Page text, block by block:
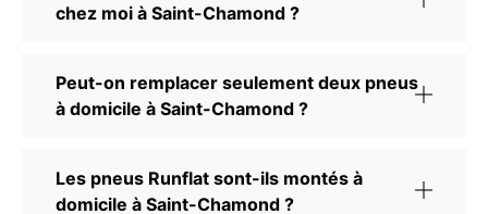
chez moi à Saint-Chamond ?
Peut-on remplacer seulement deux pneus
à domicile à Saint-Chamond ?
Les pneus Runflat sont-ils montés à
domicile à Saint-Chamond ?